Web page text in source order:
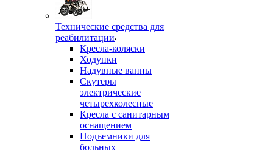
Технические средства для
реабилитации
Кресла-коляски
Ходунки
Надувные ванны
Скутеры
электрические
четырехколесные
Кресла с санитарным
оснащением
Подъемники для
больных